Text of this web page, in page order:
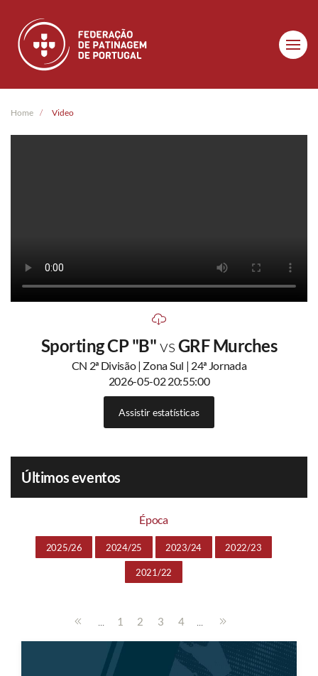
Skip to main content
Home Video
Sporting CP "B"vsGRF Murches
CN 2ª Divisão | Zona Sul | 24ª Jornada
2026-05-02 20:55:00
Assistir estatísticas
Últimos eventos
Época
2025/26 2024/25 2023/24 2022/23
2021/22
... 1 2 3 4 ...